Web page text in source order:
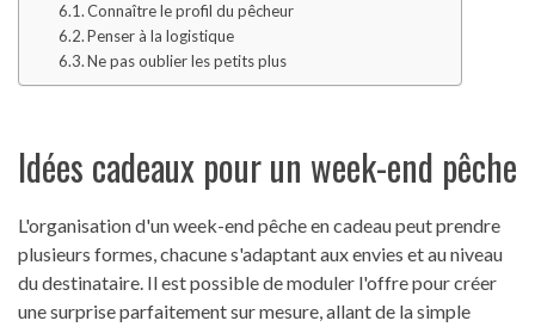
Connaître le profil du pêcheur
Penser à la logistique
Ne pas oublier les petits plus
Idées cadeaux pour un week-end pêche
L'organisation d'un week-end pêche en cadeau peut prendre
plusieurs formes, chacune s'adaptant aux envies et au niveau
du destinataire. Il est possible de moduler l'offre pour créer
une surprise parfaitement sur mesure, allant de la simple